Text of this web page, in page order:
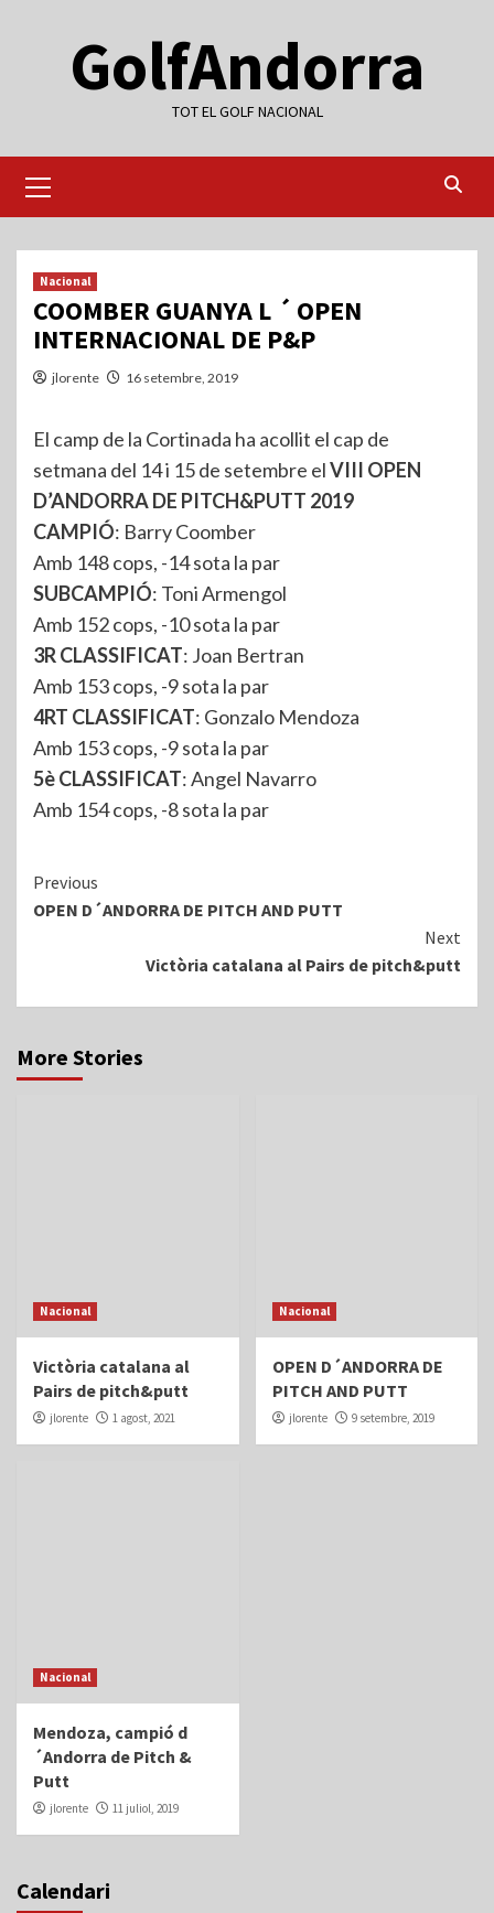
GolfAndorra
TOT EL GOLF NACIONAL
Menu
Nacional
COOMBER GUANYA L ´ OPEN
INTERNACIONAL DE P&P
jlorente 16 setembre, 2019
El camp de la Cortinada ha acollit el cap de
setmana del 14 i 15 de setembre elVIII OPEN
D’ANDORRA DE PITCH&PUTT 2019
CAMPIÓ: Barry Coomber
Amb 148 cops, -14 sota la par
SUBCAMPIÓ: Toni Armengol
Amb 152 cops, -10 sota la par
3R CLASSIFICAT: Joan Bertran
Amb 153 cops, -9 sota la par
4RT CLASSIFICAT: Gonzalo Mendoza
Amb 153 cops, -9 sota la par
5è CLASSIFICAT: Angel Navarro
Amb 154 cops, -8 sota la par
Continue
Reading
Previous
OPEN D´ANDORRA DE PITCH AND PUTT
Next
Victòria catalana al Pairs de pitch&putt
More Stories
Nacional
Victòria catalana al
Pairs de pitch&putt
jlorente 1 agost, 2021
Nacional
OPEN D´ANDORRA DE
PITCH AND PUTT
jlorente 9 setembre, 2019
Nacional
Mendoza, campió d
´Andorra de Pitch &
Putt
jlorente 11 juliol, 2019
Calendari